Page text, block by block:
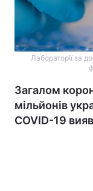
Лабораторії за
Загалом
мільйонів
COVID-19